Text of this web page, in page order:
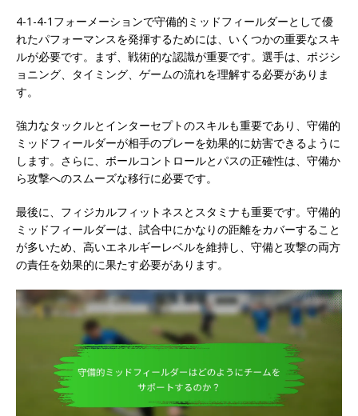
4-1-4-1フォーメーションで守備的ミッドフィールダーとして優
れたパフォーマンスを発揮するためには、いくつかの重要なスキ
ルが必要です。まず、戦術的な認識が重要です。選手は、ポジシ
ョニング、タイミング、ゲームの流れを理解する必要がありま
す。
強力なタックルとインターセプトのスキルも重要であり、守備的
ミッドフィールダーが相手のプレーを効果的に妨害できるように
します。さらに、ボールコントロールとパスの正確性は、守備か
ら攻撃へのスムーズな移行に必要です。
最後に、フィジカルフィットネスとスタミナも重要です。守備的
ミッドフィールダーは、試合中にかなりの距離をカバーすること
が多いため、高いエネルギーレベルを維持し、守備と攻撃の両方
の責任を効果的に果たす必要があります。